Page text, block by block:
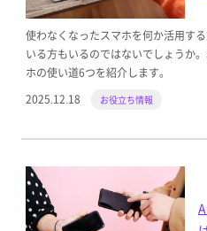
使わなくなったスマホを何か活用す
いる方もいるのではないでしょうか
ホの使い道6つを紹介します。
2025.12.18
お役立ち情報